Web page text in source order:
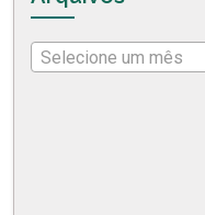
Selecione um mês